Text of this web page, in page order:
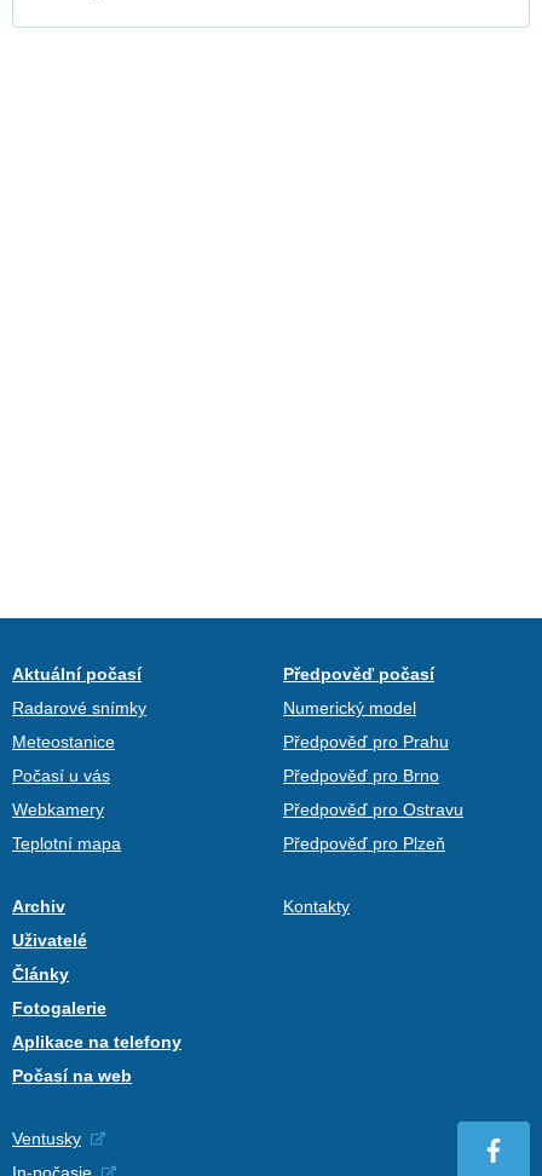
Aktuální počasí
Radarové snímky
Meteostanice
Počasí u vás
Webkamery
Teplotní mapa
Předpověď počasí
Numerický model
Předpověď pro Prahu
Předpověď pro Brno
Předpověď pro Ostravu
Předpověď pro Plzeň
Archiv
Uživatelé
Články
Fotogalerie
Aplikace na telefony
Počasí na web
Kontakty
Ventusky